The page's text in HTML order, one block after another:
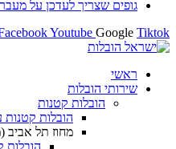
לעדכן על מעבר דירה
Instagram FacebookYoutube
קטנות
הובלות קטנות עם טנדר
מחוז תל אביב (מרכז)
הובלות קטנות בתל אביב